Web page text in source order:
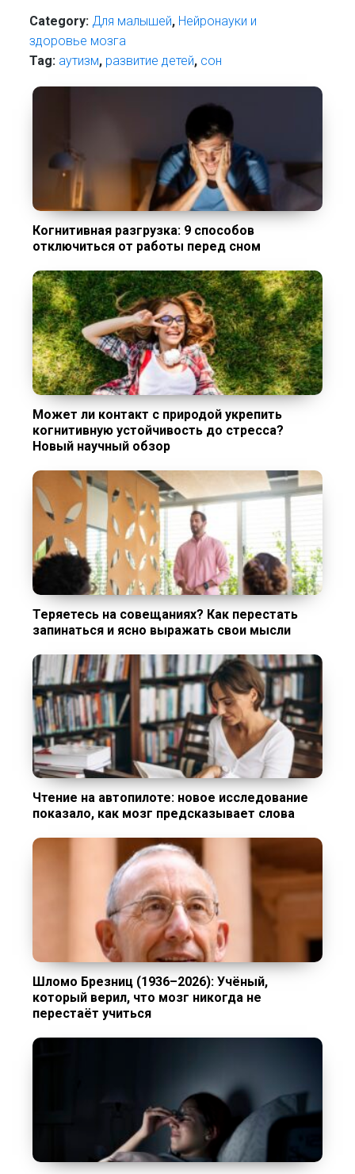
Category: Для малышей, Нейронауки и
здоровье мозга
Tag: аутизм, развитие детей, сон
Когнитивная разгрузка: 9 способов
отключиться от работы перед сном
Может ли контакт с природой укрепить
когнитивную устойчивость до стресса?
Новый научный обзор
Теряетесь на совещаниях? Как перестать
запинаться и ясно выражать свои мысли
Чтение на автопилоте: новое исследование
показало, как мозг предсказывает слова
Шломо Брезниц (1936–2026): Учёный,
который верил, что мозг никогда не
перестаёт учиться